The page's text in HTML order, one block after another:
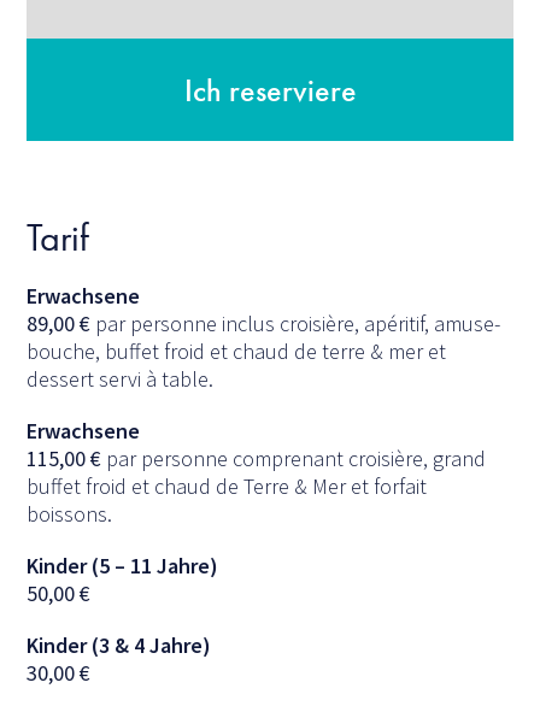
Ich reserviere
Tarif
Erwachsene
89,00€ par personne inclus croisière, apéritif, amuse-
bouche, buffet froid et chaud de terre & mer et
dessert servi à table.
Erwachsene
115,00€ par personne comprenant croisière, grand
buffet froid et chaud de Terre & Mer et forfait
boissons.
Kinder (5 – 11 Jahre)
50,00€
Kinder (3 & 4 Jahre)
30,00€